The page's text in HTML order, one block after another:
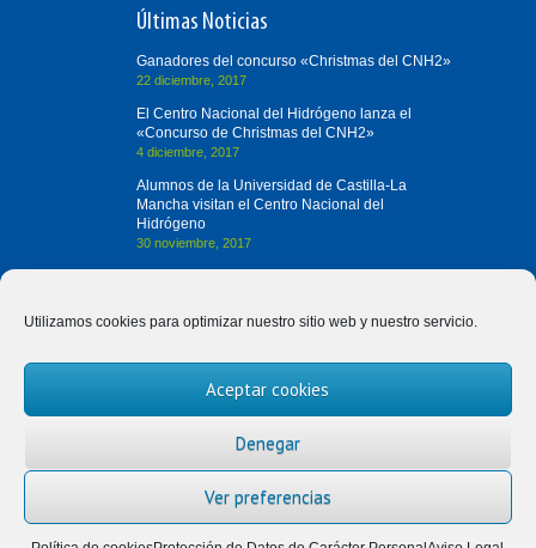
Utilizamos cookies para optimizar nuestro sitio web y nuestro servicio.
Aceptar cookies
Denegar
Ver preferencias
Últimas Noticias
Ganadores del concurso «Christmas del CNH2»
22 diciembre, 2017
El Centro Nacional del Hidrógeno lanza el
«Concurso de Christmas del CNH2»
4 diciembre, 2017
Alumnos de la Universidad de Castilla-La
Mancha visitan el Centro Nacional del
Hidrógeno
30 noviembre, 2017
Contacta con Nosotros
(+34) 926 420 682
divulgah2@cnh2.es
13500 Puertollano (Ciudad Real)